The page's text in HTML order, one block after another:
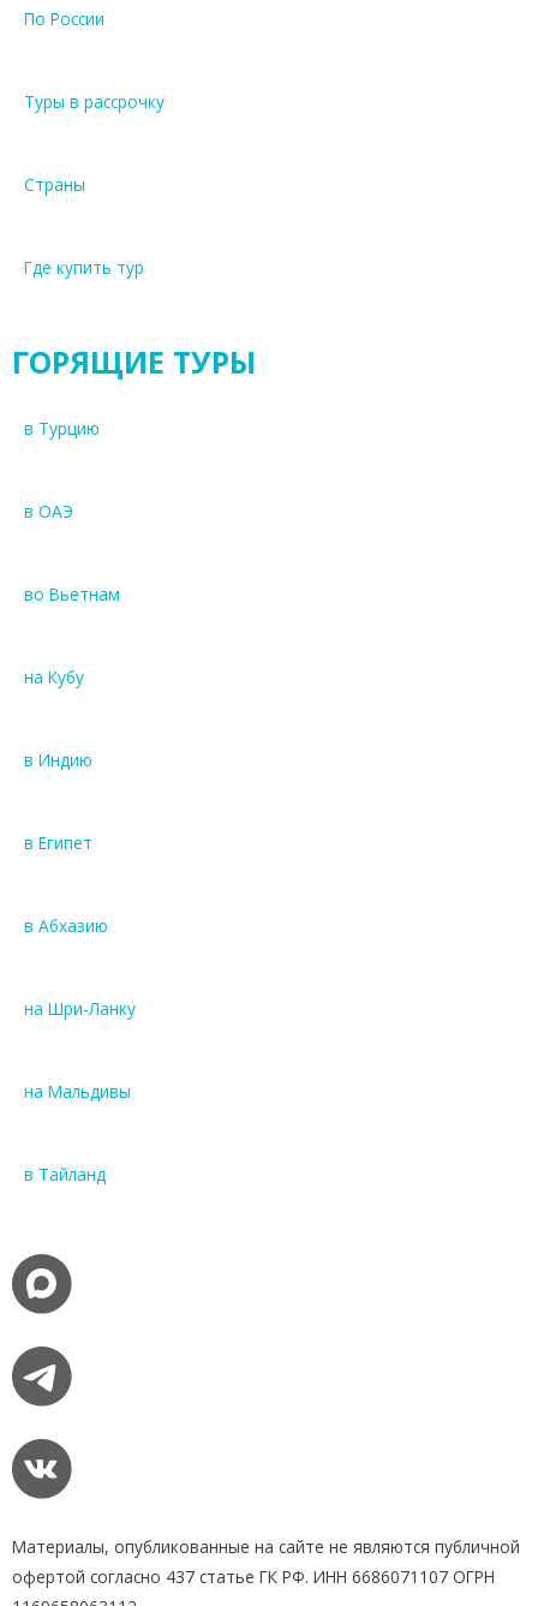
По России
Туры в рассрочку
Страны
Где купить тур
ГОРЯЩИЕ ТУРЫ
в Турцию
в ОАЭ
во Вьетнам
на Кубу
в Индию
в Египет
в Абхазию
на Шри-Ланку
на Мальдивы
в Тайланд
Материалы, опубликованные на сайте не являются публичной
офертой согласно 437 статье ГК РФ. ИНН 6686071107 ОГРН